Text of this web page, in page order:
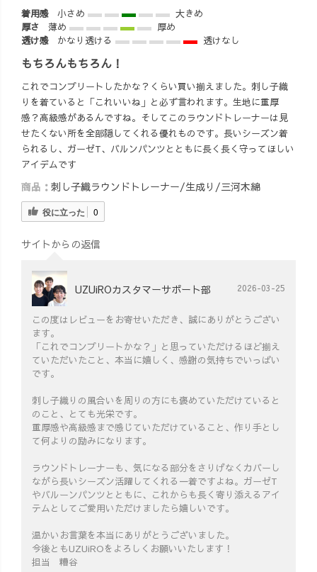
着用感
小さめ
大きめ
厚さ
薄め
厚め
透け感
かなり透ける 透けなし
もちろんもちろん！
これでコンプリートしたかな？くらい買い揃えました。刺し子織
りを着ていると「これいいね」と必ず言われます。生地に重厚
感？高級感があるんですね。そしてこのラウンドトレーナーは見
せたくない所を全部隠してくれる優れものです。長いシーズン着
られるし、ガーゼT、バルンパンツとともに長く長く守ってほしい
アイデムです
商品： 刺し子織ラウンドトレーナー/生成り/三河木綿
役に立った 0
サイトからの返信
UZUiROカスタマーサポート部 2026-03-25
この度はレビューをお寄せいただき、誠にありがとうござい
ます。
「これでコンプリートかな？」と思っていただけるほど揃え
ていただいたこと、本当に嬉しく、感謝の気持ちでいっぱい
です。
刺し子織りの風合いを周りの方にも褒めていただけていると
のこと、とても光栄です。
重厚感や高級感まで感じていただけていること、作り手とし
て何よりの励みになります。
ラウンドトレーナーも、気になる部分をさりげなくカバーし
ながら長いシーズン活躍してくれる一着ですよね。ガーゼT
やバルーンパンツとともに、これからも長く寄り添えるアイ
テムとしてご愛用いただけましたら嬉しいです。
温かいお言葉を本当にありがとうございました。
今後ともUZUiROをよろしくお願いいたします！
担当 糟谷